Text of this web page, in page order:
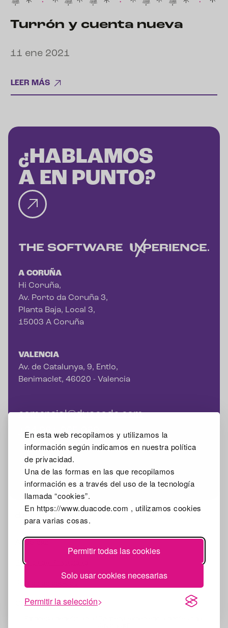
En esta web recopilamos y utilizamos la
información según indicamos en nuestra política
de privacidad.
Una de las formas en las que recopilamos
información es a través del uso de la tecnología
llamada “cookies”.
En https://www.duacode.com , utilizamos cookies
para varias cosas.
Permitir todas las cookies
Solo usar cookies necesarias
Permitir la selección
Turrón y cuenta nueva
11 ene 2021
LEER MÁS
¿HABLAMOS
A EN PUNTO?
A CORUÑA
Hi Coruña,
Av. Porto da Coruña 3,
Planta Baja, Local 3,
15003 A Coruña
VALENCIA
Av. de Catalunya, 9, Entlo,
Benimaclet, 46020 - Valencia
comercial@duacode.com
+34 981 065 089
Facebook Instagram Linkedin Google Mybusiness
2026
Aviso legal
Política de Privacidad
Gestionar cookies